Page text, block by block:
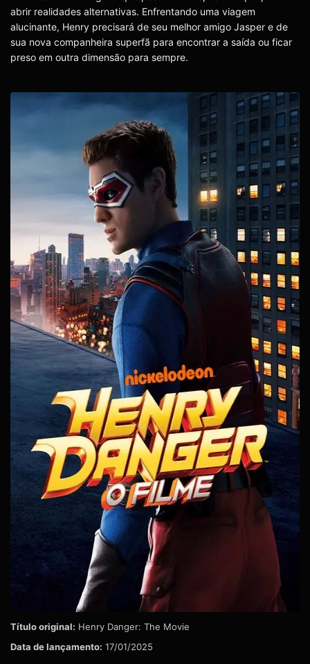
abrir realidades alternativas. Enfrentando uma viagem
alucinante, Henry precisará de seu melhor amigo Jasper e de
sua nova companheira superfã para encontrar a saída ou ficar
preso em outra dimensão para sempre.
Título original: Henry Danger: The Movie
Data de lançamento: 17/01/2025